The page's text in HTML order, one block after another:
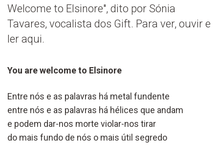
Welcome to Elsinore", dito por Sónia
Tavares, vocalista dos Gift. Para ver, ouvir e
ler aqui.
You are welcome to Elsinore
Entre nós e as palavras há metal fundente
entre nós e as palavras há hélices que andam
e podem dar-nos morte violar-nos tirar
do mais fundo de nós o mais útil segredo